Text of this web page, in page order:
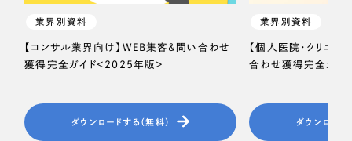
業界別資料
【コンサル業界向け】WEB集客＆問い合わせ
獲得完全ガイド＜2025年版＞
ダウンロードする（無料）
業界別資料
【個人医院・クリニッ
合わせ獲得完全ガイ
ダウンロード